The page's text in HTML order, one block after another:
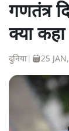
गणतंत्र
क्या कहा
दुनिया 25